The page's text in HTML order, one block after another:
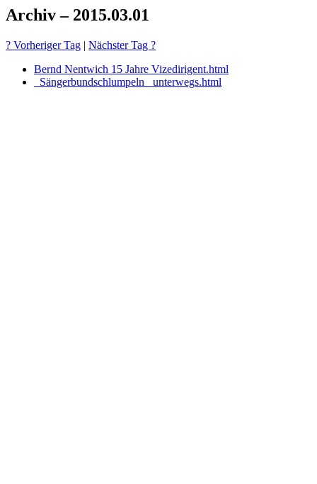
Archiv – 2015.03.01
? Vorheriger Tag | Nächster Tag ?
Bernd Nentwich 15 Jahre Vizedirigent.html
_Sängerbundschlumpeln_ unterwegs.html